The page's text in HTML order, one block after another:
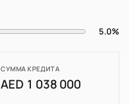
5.0%
СУММА КРЕДИТА
AED 1 038 000